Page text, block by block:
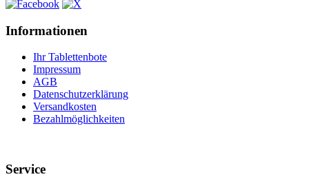
Informationen
Ihr Tablettenbote
Impressum
AGB
Datenschutzerklärung
Versandkosten
Bezahlmöglichkeiten
Service